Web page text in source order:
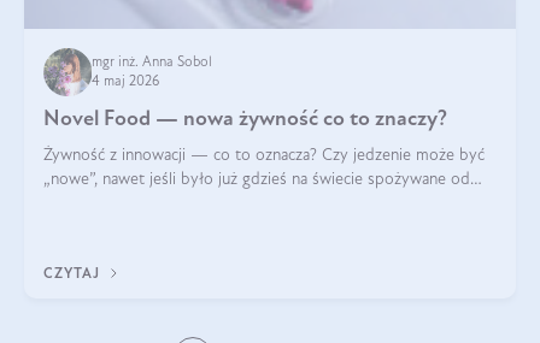
mgr inż. Anna Sobol
4 maj 2026
Novel Food — nowa żywność co to znaczy?
Żywność z innowacji — co to oznacza? Czy jedzenie może być
„nowe”, nawet jeśli było już gdzieś na świecie spożywane od
CZYTAJ